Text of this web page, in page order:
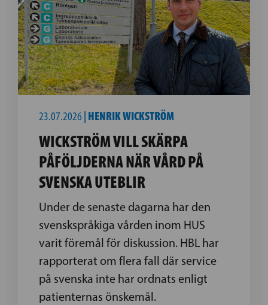
23.07.2026 | HENRIK WICKSTRÖM
WICKSTRÖM VILL SKÄRPA
PÅFÖLJDERNA NÄR VÅRD PÅ
SVENSKA UTEBLIR
Under de senaste dagarna har den
svenskspråkiga vården inom HUS
varit föremål för diskussion. HBL har
rapporterat om flera fall där service
på svenska inte har ordnats enligt
patienternas önskemål.